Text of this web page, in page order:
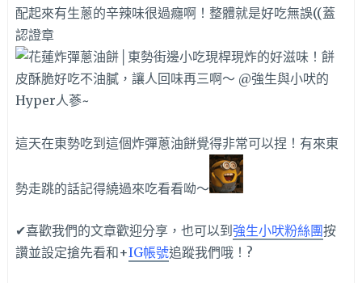
配起來有生蔥的辛辣味很過癮啊！整體就是好吃無誤((蓋
認證章
這天在東勢吃到這個炸彈蔥油餅覺得非常可以捏！有來東
勢走跳的話記得繞過來吃看看呦～
✔喜歡我們的文章歡迎分享，也可以到 強生小吠粉絲團按
讚並設定搶先看和+IG帳號追蹤我們哦！?